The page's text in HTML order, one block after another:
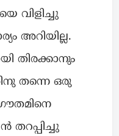
വിളിച്ചു
അറിയില്ല.
തിരക്കാനും
തന്നെ ഒരു